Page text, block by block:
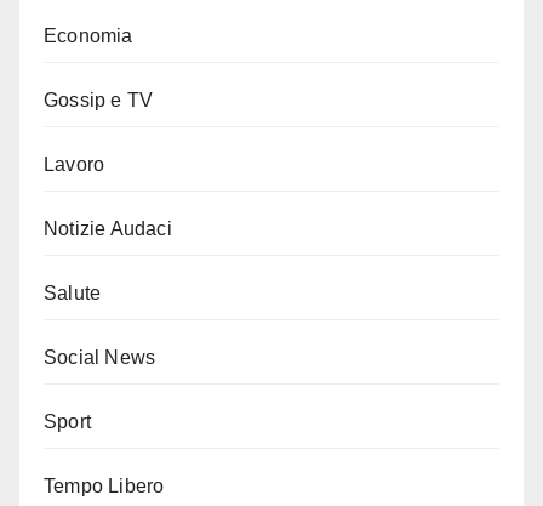
Economia
Gossip e TV
Lavoro
Notizie Audaci
Salute
Social News
Sport
Tempo Libero